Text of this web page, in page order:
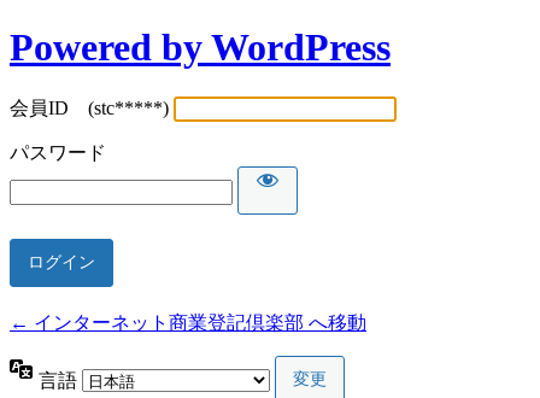
Powered by WordPress
会員ID (stc*****)
パスワード
← インターネット商業登記倶楽部 へ移動
言語